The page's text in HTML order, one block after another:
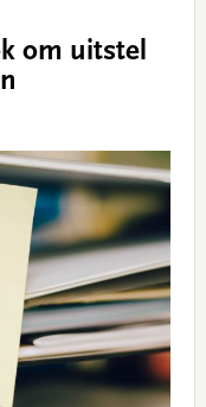
om uitstel